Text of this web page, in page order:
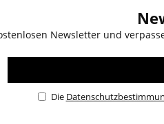
Newsletter und
Die